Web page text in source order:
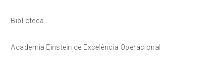
Biblioteca
Academia Einstein de Excelência Operacional